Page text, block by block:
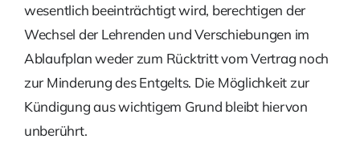
wesentlich beeinträchtigt wird, berechtigen der
Wechsel der Lehrenden und Verschie­bungen im
Ablaufplan weder zum Rücktritt vom Vertrag noch
zur Minderung des Entgelts. Die Möglichkeit zur
Kündigung aus wichtigem Grund bleibt hiervon
unberührt.